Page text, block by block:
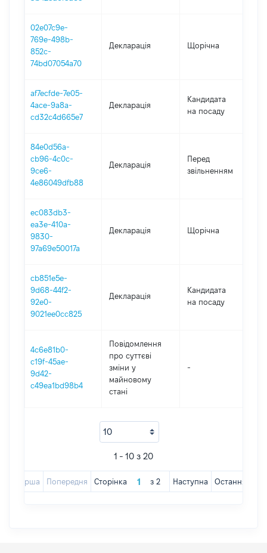
02e07c9e-
769e-498b-
852c-
74bd07054a70
Декларація Щорічна
af7ecfde-7e05-
4ace-9a8a-
cd32c4d665e7
Декларація
Кандидата
на посаду
84e0d56a-
cb96-4c0c-
9ce6-
4e86049dfb88
Декларація
Перед
звільненням
ec083db3-
ea3e-410a-
9830-
97a69e50017a
Декларація Щорічна
cb851e5e-
9d68-44f2-
92e0-
9021ee0cc825
Декларація
Кандидата
на посаду
4c6e81b0-
c19f-45ae-
9d42-
c49ea1bd98b4
Повідомлення
про суттєві
зміни y
майновому
стані
-
1 - 10 з 20
Перша Попередня Сторінка з 2 Наступна Остання